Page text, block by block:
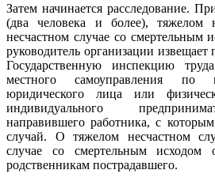
Затем начинается расследование.
(два человека и более), тяжелом
несчастном случае со смертельным
руководитель организации
Государственную инспекцию
местного самоуправления по
юридического лица или
индивидуального
направившего работника, с
случай. О тяжелом несчастном
случае со смертельным исходом
родственникам пострадавшего.